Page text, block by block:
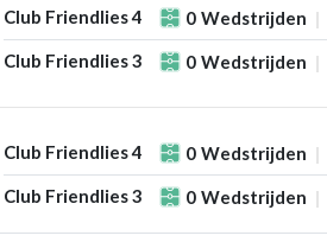
Club Friendlies 4 0 Wedstrijden
Club Friendlies 3 0 Wedstrijden
Club Friendlies 4 0 Wedstrijden
Club Friendlies 3 0 Wedstrijden